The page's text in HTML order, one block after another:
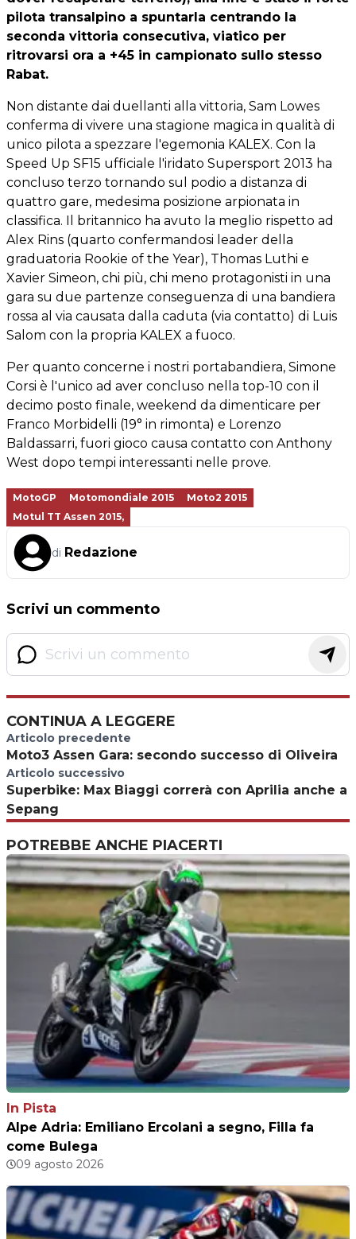
pilota transalpino a spuntarla centrando la
seconda vittoria consecutiva, viatico per
ritrovarsi ora a +45 in campionato sullo stesso
Rabat.
Non distante dai duellanti alla vittoria, Sam Lowes
conferma di vivere una stagione magica in qualità di
unico pilota a spezzare l'egemonia KALEX. Con la
Speed Up SF15 ufficiale l'iridato Supersport 2013 ha
concluso terzo tornando sul podio a distanza di
quattro gare, medesima posizione arpionata in
classifica. Il britannico ha avuto la meglio rispetto ad
Alex Rins (quarto confermandosi leader della
graduatoria Rookie of the Year), Thomas Luthi e
Xavier Simeon, chi più, chi meno protagonisti in una
gara su due partenze conseguenza di una bandiera
rossa al via causata dalla caduta (via contatto) di Luis
Salom con la propria KALEX a fuoco.
Per quanto concerne i nostri portabandiera, Simone
Corsi è l'unico ad aver concluso nella top-10 con il
decimo posto finale, weekend da dimenticare per
Franco Morbidelli (19° in rimonta) e Lorenzo
Baldassarri, fuori gioco causa contatto con Anthony
West dopo tempi interessanti nelle prove.
MotoGP Motomondiale 2015
Moto2 2015
Motul TT Assen 2015,
di Redazione
Scrivi un commento
CONTINUA A LEGGERE
Articolo precedente
Moto3 Assen Gara: secondo successo di Oliveira
Articolo successivo
Superbike: Max Biaggi correrà con Aprilia anche a
Sepang
POTREBBE ANCHE PIACERTI
In Pista
Alpe Adria: Emiliano Ercolani a segno, Filla fa
come Bulega
09 agosto 2026